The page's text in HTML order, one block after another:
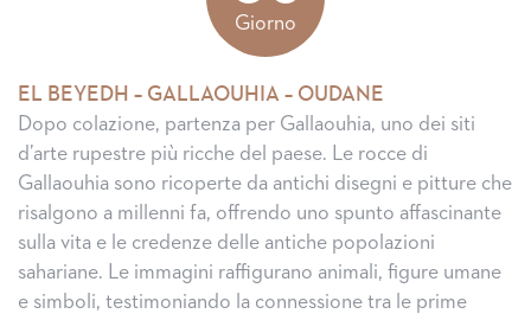
Giorno
EL BEYEDH – GALLAOUHIA – OUDANE
Dopo colazione, partenza per Gallaouhia, uno dei siti
d’arte rupestre più ricche del paese. Le rocce di
Gallaouhia sono ricoperte da antichi disegni e pitture che
risalgono a millenni fa, offrendo uno spunto affascinante
sulla vita e le credenze delle antiche popolazioni
sahariane. Le immagini raffigurano animali, figure umane
e simboli, testimoniando la connessione tra le prime